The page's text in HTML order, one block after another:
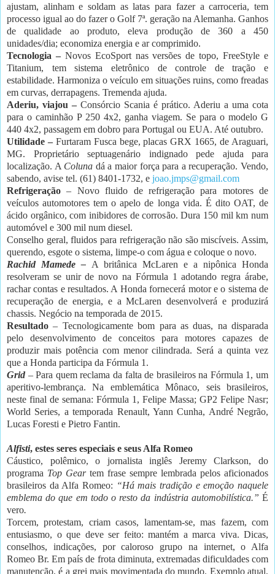
ajustam, alinham e soldam as latas para fazer a carroceria, tem
processo igual ao do fazer o Golf 7ª. geração na Alemanha. Ganhos
de qualidade ao produto, eleva produção de 360 a 450
unidades/dia; economiza energia e ar comprimido.
Tecnologia – Novos EcoSport nas versões de topo, FreeStyle e
Titanium, tem sistema eletrônico de controle de tração e
estabilidade. Harmoniza o veículo em situações ruins, como freadas
em curvas, derrapagens. Tremenda ajuda.
Aderiu, viajou – Consórcio Scania é prático. Aderiu a uma cota
para o caminhão P 250 4x2, ganha viagem. Se para o modelo G
440 4x2, passagem em dobro para Portugal ou EUA. Até outubro.
Utilidade – Furtaram Fusca bege, placas GRX 1665, de Araguari,
MG. Proprietário septuagenário indignado pede ajuda para
localização. A Coluna dá a maior força para a recuperação. Vendo,
sabendo, avise tel. (61) 8401-1732, e joao.jmps@gmail.com
Refrigeração – Novo fluido de refrigeração para motores de
veículos automotores tem o apelo de longa vida. É dito OAT, de
ácido orgânico, com inibidores de corrosão. Dura 150 mil km num
automóvel e 300 mil num diesel.
Conselho geral, fluidos para refrigeração não são miscíveis. Assim,
querendo, esgote o sistema, limpe-o com água e coloque o novo.
Rachid Mamede – A britânica McLaren e a nipônica Honda
resolveram se unir de novo na Fórmula 1 adotando regra árabe,
rachar contas e resultados. A Honda fornecerá motor e o sistema de
recuperação de energia, e a McLaren desenvolverá e produzirá
chassis. Negócio na temporada de 2015.
Resultado – Tecnologicamente bom para as duas, na disparada
pelo desenvolvimento de conceitos para motores capazes de
produzir mais potência com menor cilindrada. Será a quinta vez
que a Honda participa da Fórmula 1.
Grid – Para quem reclama da falta de brasileiros na Fórmula 1, um
aperitivo-lembrança. Na emblemática Mônaco, seis brasileiros,
neste final de semana: Fórmula 1, Felipe Massa; GP2 Felipe Nasr;
World Series, a temporada Renault, Yann Cunha, André Negrão,
Lucas Foresti e Pietro Fantin.
Alfisti, estes seres especiais e seus Alfa Romeo
Cáustico, polêmico, o jornalista inglês Jeremy Clarkson, do
programa Top Geartem frase sempre lembrada pelos aficionados
brasileiros da Alfa Romeo: “Há mais tradição e emoção naquele
emblema do que em todo o resto da indústria automobilística.” É
vero.
Torcem, protestam, criam casos, lamentam-se, mas fazem, com
entusiasmo, o que deve ser feito: mantém a marca viva. Dicas,
conselhos, indicações, por caloroso grupo na internet, o Alfa
Romeo Br. Em país de frota diminuta, extremadas dificuldades com
manutenção, é a grei mais movimentada do mundo. Exemplo atual,